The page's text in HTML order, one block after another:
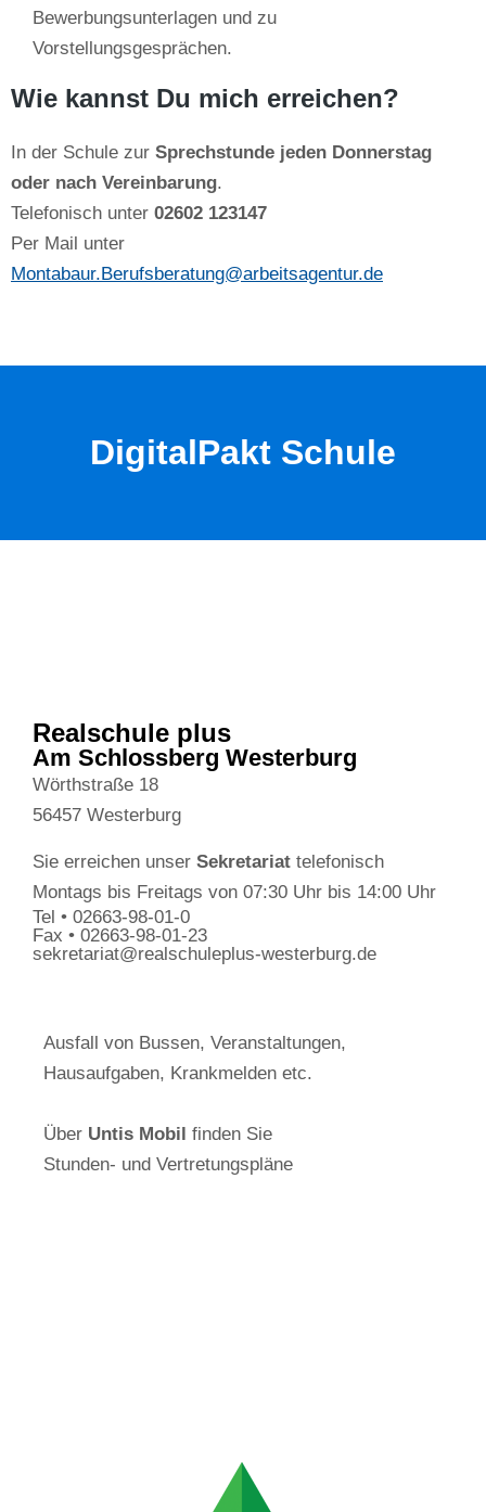
Bewerbungsunterlagen und zu
Vorstellungsgesprächen.
Wie kannst Du mich erreichen?
In der Schule zur Sprechstunde jeden Donnerstag
oder nach Vereinbarung.
Telefonisch unter 02602 123147
Per Mail unter
Montabaur.Berufsberatung@arbeitsagentur.de
DigitalPakt Schule
Realschule plus
Am Schlossberg Westerburg
Wörthstraße 18
56457 Westerburg
Sie erreichen unser Sekretariat telefonisch
Montags bis Freitags von 07:30 Uhr bis 14:00 Uhr
Tel • 02663-98-01-0
Fax • 02663-98-01-23
sekretariat@realschuleplus-westerburg.de
Ausfall von Bussen, Veranstaltungen,
Hausaufgaben, Krankmelden etc.
Über Untis Mobil finden Sie
Stunden- und Vertretungspläne